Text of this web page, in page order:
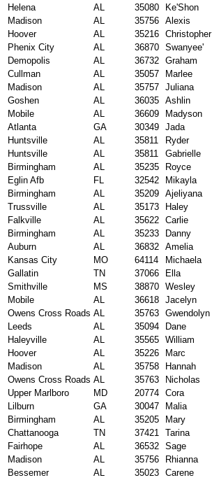
Helena
AL 35080 Ke'Shon
Madison
AL 35756 Alexis
Hoover
AL 35216 Christopher
Phenix City
AL 36870 Swanyee'
Demopolis
AL 36732 Graham
Cullman
AL 35057 Marlee
Madison
AL 35757 Juliana
Goshen
AL 36035 Ashlin
Mobile
AL 36609 Madyson
Atlanta
GA 30349 Jada
Huntsville
AL 35811 Ryder
Huntsville
AL 35811 Gabrielle
Birmingham
AL 35235 Royce
Eglin Afb
FL 32542 Mikayla
Birmingham
AL 35209 Ajeliyana
Trussville
AL 35173 Haley
Falkville
AL 35622 Carlie
Birmingham
AL 35233 Danny
Auburn
AL 36832 Amelia
Kansas City
MO 64114 Michaela
Gallatin
TN 37066 Ella
Smithville
MS 38870 Wesley
Mobile
AL 36618 Jacelyn
Owens Cross Roads AL 35763 Gwendolyn
Leeds
AL 35094 Dane
Haleyville
AL 35565 William
Hoover
AL 35226 Marc
Madison
AL 35758 Hannah
Owens Cross Roads AL 35763 Nicholas
Upper Marlboro
MD 20774 Cora
Lilburn
GA 30047 Malia
Birmingham
AL 35205 Mary
Chattanooga
TN 37421 Tarina
Fairhope
AL 36532 Sage
Madison
AL 35756 Rhianna
Bessemer
AL 35023 Carene